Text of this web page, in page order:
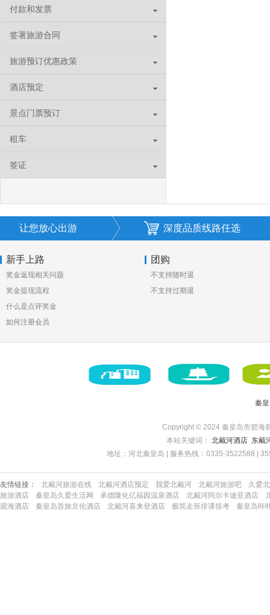
付款和发票
签署旅游合同
旅游预订优惠政策
酒店预定
景点门票预订
租车
签证
让您放心出游 深度品质线路任选
新手上路
奖金返现相关问题
奖金提现流程
什么是点评奖金
如何注册会员
团购
不支持随时退
不支持过期退
秦
Copyright © 2024 秦皇岛市碧海
本站关键词： 北戴河酒店 东戴
地址：河北秦皇岛 | 服务热线：0335-3522588 |
友情链接： 北戴河旅游在线 北戴河酒店预定 我爱北戴河 北戴河旅游吧
久爱
旅游酒店
秦皇岛久爱生活网 承德隆化亿福园温泉酒店 北戴河阿尔卡迪亚酒店
观海酒店
秦皇岛首旅京伦酒店 北戴河喜来登酒店 极简走班排课排考 秦皇岛咔